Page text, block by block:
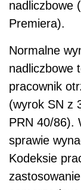
nadliczbowe
Premiera).
Normalne
nadliczbowe
pracownik
(wyrok SN z
PRN 40/86).
sprawie
Kodeksie